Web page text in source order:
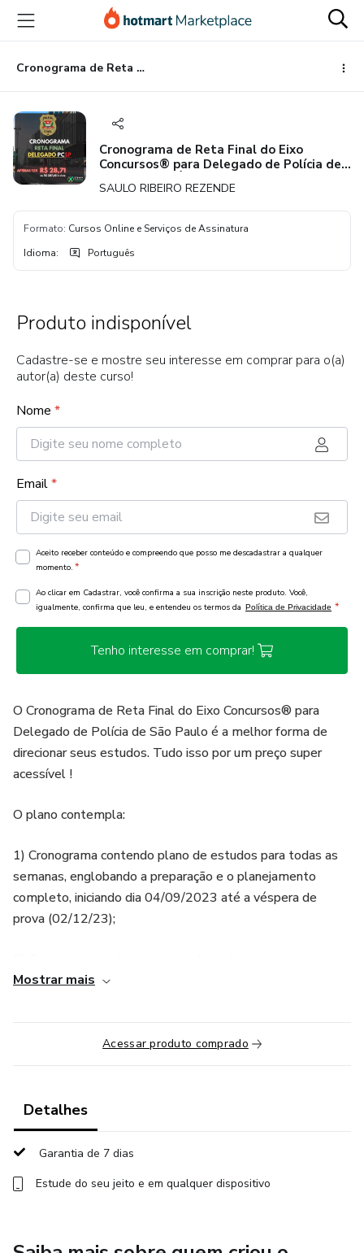
para
conteúdo
principal
para
pagamento
para
rodapé
Cronograma de Reta Final do Eixo Concursos®️ para Delegado de Polícia de São Paulo (PÓS-EDITAL)
Cronograma de Reta Final do Eixo
Concursos®️ para Delegado de Polícia de
SAULO RIBEIRO REZENDE
Formato: Cursos Online e Serviços de Assinatura
Idioma: Português
Produto indisponível
Cadastre-se e mostre seu interesse em comprar para o(a)
autor(a) deste curso!
Nome *
Email*
Aceito receber conteúdo e compreendo que posso me descadastrar a qualquer
momento. *
Ao clicar em Cadastrar, você confirma a sua inscrição neste produto. Você,
igualmente, confirma que leu, e entendeu os termos da Política de Privacidade *
Tenho interesse em comprar!
O Cronograma de Reta Final do Eixo Concursos®️ para
Delegado de Polícia de São Paulo é a melhor forma de
direcionar seus estudos. Tudo isso por um preço super
acessível !
O plano contempla:
1) Cronograma contendo plano de estudos para todas as
semanas, englobando a preparação e o planejamento
completo, iniciando dia 04/09/2023 até a véspera de
prova (02/12/23);
enviado em arquivo único no dia 03/09/2023. O trabalho
estudar.
3) Estudo baseado nos Raios X dos assuntos que
4) Indicação de legislação, doutrina e jurisprudência a serem
estudadas;
5) Planejamento de revisões;
Mostrar mais
Acessar produto comprado
Detalhes
Garantia de 7 dias
Estude do seu jeito e em qualquer dispositivo